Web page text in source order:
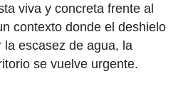
viva y concreta frente al
contexto donde el deshielo
escasez de agua, la
se vuelve urgente.